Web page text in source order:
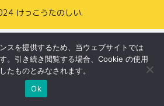
けっこうたのしい.
スを提供するため、当ウェブサイトでは
。引き続き閲覧する場合、Cookie の使用
たものとみなされます。
Ok